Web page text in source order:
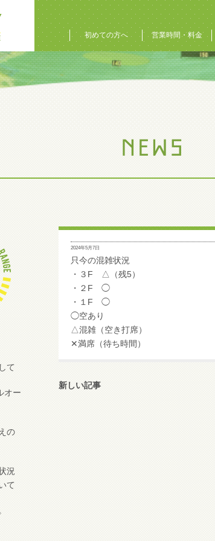
初めての方へ 営業時間・料金
て
オー
の
況
て
2024年5月7日
只今の混雑状況
・３F △（残5）
・２F ◯
・１F ◯
◯空あり
△混雑（空き打席）
✕満席（待ち時間）
新しい記事